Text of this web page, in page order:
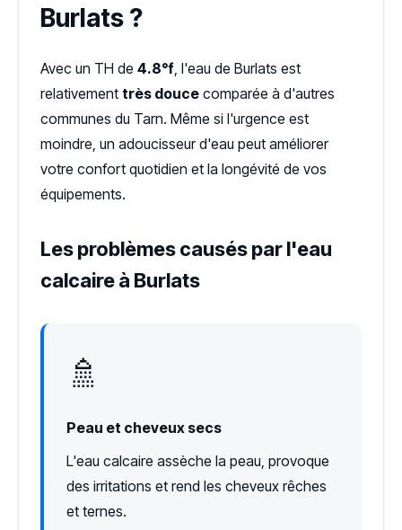
Burlats ?
Avec un TH de 4.8°f, l'eau de Burlats est
relativement très douce comparée à d'autres
communes du Tarn. Même si l'urgence est
moindre, un adoucisseur d'eau peut améliorer
votre confort quotidien et la longévité de vos
équipements.
Les problèmes causés par l'eau
calcaire à Burlats
🚿
Peau et cheveux secs
L'eau calcaire assèche la peau, provoque
des irritations et rend les cheveux rêches
et ternes.